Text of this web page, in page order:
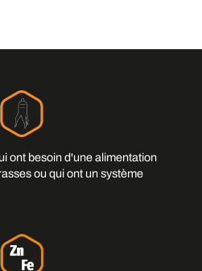
ont besoin d'une alimentation
ou qui ont un système